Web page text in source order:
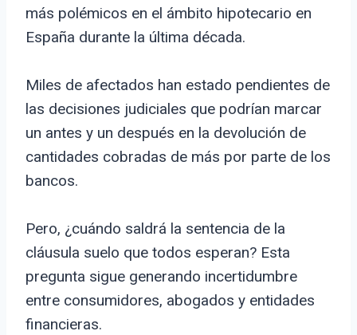
más polémicos en el ámbito hipotecario en
España durante la última década.
Miles de afectados han estado pendientes de
las decisiones judiciales que podrían marcar
un antes y un después en la devolución de
cantidades cobradas de más por parte de los
bancos.
Pero, ¿cuándo saldrá la sentencia de la
cláusula suelo que todos esperan? Esta
pregunta sigue generando incertidumbre
entre consumidores, abogados y entidades
financieras.